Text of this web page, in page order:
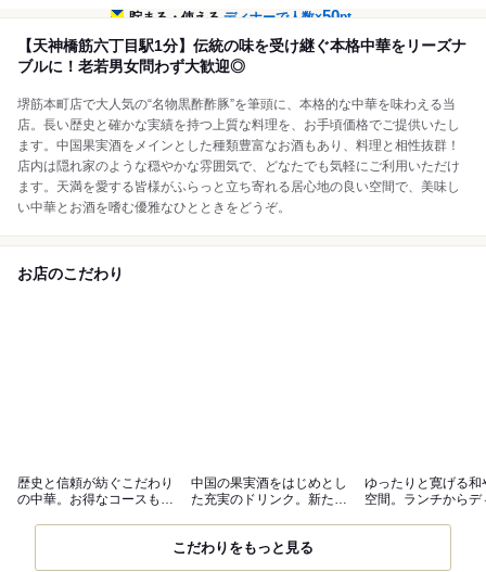
貯まる・使えるディナーで人数×50pt
【天神橋筋六丁目駅1分】伝統の味を受け継ぐ本格中華をリーズナ
ブルに！老若男女問わず大歓迎◎
堺筋本町店で大人気の“名物黒酢酢豚”を筆頭に、本格的な中華を味わえる当
店。長い歴史と確かな実績を持つ上質な料理を、お手頃価格でご提供いたし
ます。中国果実酒をメインとした種類豊富なお酒もあり、料理と相性抜群！
店内は隠れ家のような穏やかな雰囲気で、どなたでも気軽にご利用いただけ
ます。天満を愛する皆様がふらっと立ち寄れる居心地の良い空間で、美味し
い中華とお酒を嗜む優雅なひとときをどうぞ。
お店のこだわり
歴史と信頼が紡ぐこだわり
の中華。お得なコースも必
中国の果実酒をはじめとし
た充実のドリンク。新たな
ゆったりと寛げる和
空間。ランチからデ
こだわりをもっと見る